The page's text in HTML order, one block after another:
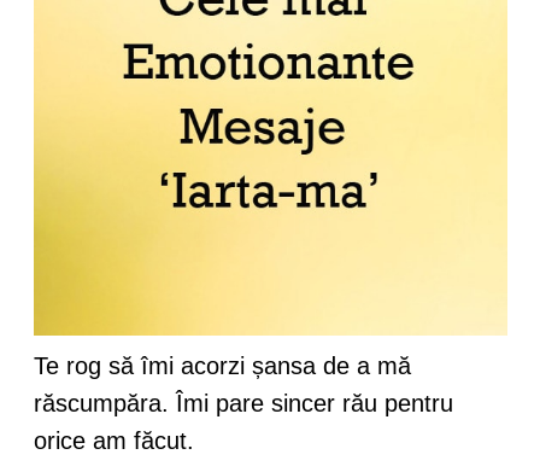
Te rog să îmi acorzi șansa de a mă
răscumpăra. Îmi pare sincer rău pentru
orice am făcut.